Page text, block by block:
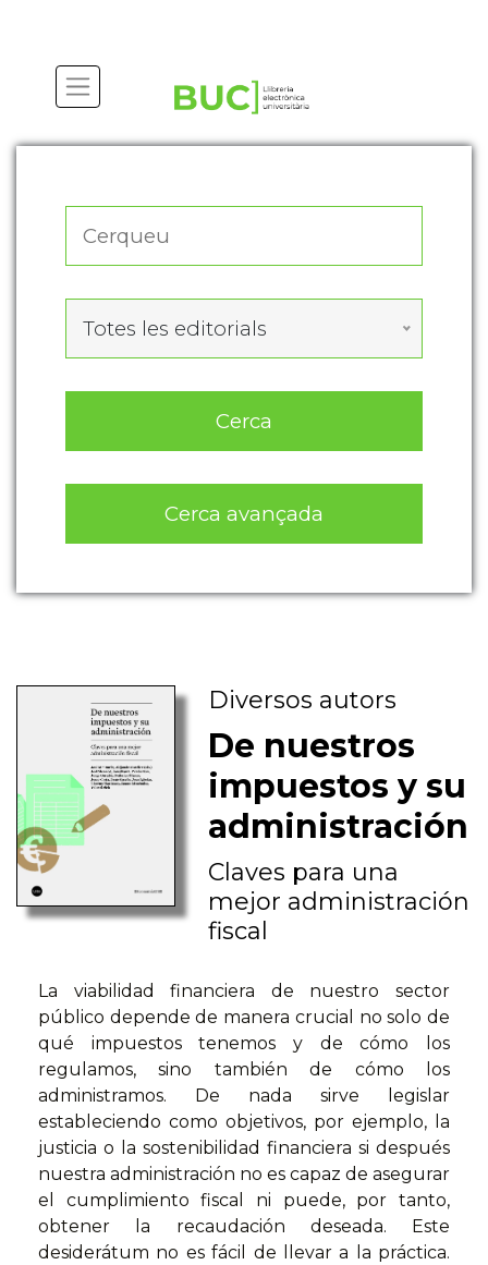
Totes les editorials
Cerca
Cerca avançada
Diversos autors
De nuestros
impuestos y su
administración
Claves para una
mejor administración
fiscal
La viabilidad financiera de nuestro sector
público depende de manera crucial no solo de
qué impuestos tenemos y de cómo los
regulamos, sino también de cómo los
administramos. De nada sirve legislar
estableciendo como objetivos, por ejemplo, la
justicia o la sostenibilidad financiera si después
nuestra administración no es capaz de asegurar
el cumplimiento fiscal ni puede, por tanto,
obtener la recaudación deseada. Este
desiderátum no es fácil de llevar a la práctica.